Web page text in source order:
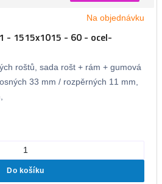
Na objednávku
- 1515x1015 - 60 - ocel-
roštů, sada rošt + rám + gumová
33 mm / rozpěrných 11 mm,
Do košíku